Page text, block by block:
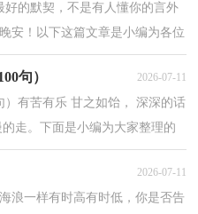
好的默契，不是有人懂你的言外
安！以下这篇文章是小编为各位
，希望能够帮助到您...
句） 2026-07-11
）有苦有乐 甘之如饴， 深深的话
走。下面是小编为大家整理的
鲜花的快乐是散播芬...
2026-07-11
浪一样有时高有时低，你是否告